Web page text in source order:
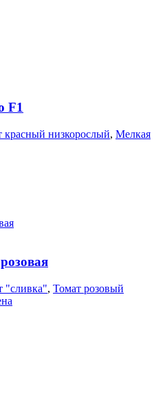
F1
красный низкорослый, Мелкая
"сливка", Томат розовый